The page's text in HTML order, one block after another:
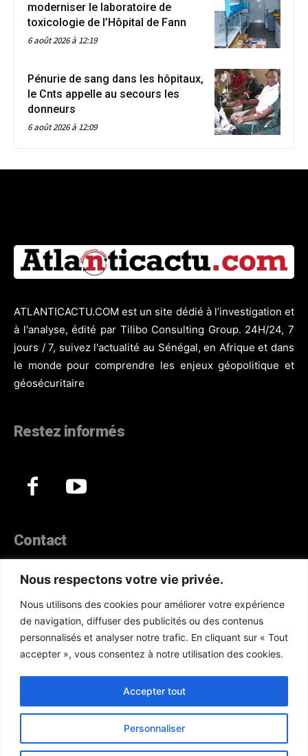
Nous respectons votre vie privée.
Nous utilisons des cookies pour améliorer votre expérience
de navigation, diffuser des publicités ou des contenus
personnalisés et analyser notre trafic. En cliquant sur « Tout
accepter », vous consentez à notre utilisation des cookies.
Personnaliser
Accepter tout
moderniser le laboratoire de
toxicologie de l’Hôpital de Fann
6 août 2026 à 12:19
Pénurie de sang dans les hôpitaux,
le Cnts appelle au secours les
donneurs
6 août 2026 à 12:09
ATLANTICACTU.COM est un site dédié à l’investigation et
à l'analyse, édité par Tilibo Consulting Group. 24H/24, 7
jours / 7, suivez l'actualité au Sénégal, en Afrique et dans
le monde pour comprendre les enjeux géopolitique et
géosécuritaire
Restez informés
Contact
Téléphone :(+221) 70 330 86 87‬
WhatsApp : (+33) 6 52 17 85 46
E-mail : redaction@atlanticactu.com
E-mail : commercial@atlanticactu.com
Nous écrire Qui sommes-nous ?